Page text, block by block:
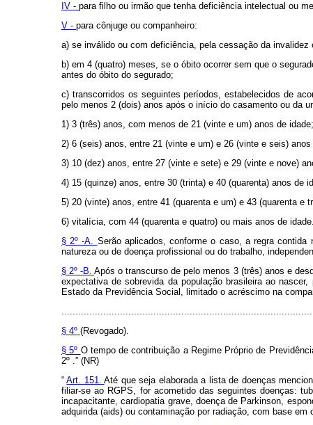
IV - para filho ou irmão que tenha deficiência intelectual ou
V - para cônjuge ou companheiro:
a) se inválido ou com deficiência, pela cessação da invalidez
b) em 4 (quatro) meses, se o óbito ocorrer sem que o
antes do óbito do segurado;
c) transcorridos os seguintes períodos, estabelecidos de
pelo menos 2 (dois) anos após o início do casamento ou da
1) 3 (três) anos, com menos de 21 (vinte e um) anos de idade;
2) 6 (seis) anos, entre 21 (vinte e um) e 26 (vinte e seis) anos
3) 10 (dez) anos, entre 27 (vinte e sete) e 29 (vinte e nove)
4) 15 (quinze) anos, entre 30 (trinta) e 40 (quarenta) anos de
5) 20 (vinte) anos, entre 41 (quarenta e um) e 43 (quarenta e
6) vitalícia, com 44 (quarenta e quatro) ou mais anos de idade.
§ 2º -A. Serão aplicados, conforme o caso, a regra
natureza ou de doença profissional ou do trabalho,
§ 2º -B.Após o transcurso de pelo menos 3 (três) anos e
expectativa de sobrevida da população brasileira ao
Estado da Previdência Social, limitado o acréscimo na
§ 4º (Revogado).
§ 5º O tempo de contribuição a Regime Próprio de
2º .” (NR)
“Art. 151.Até que seja elaborada a lista de doenças
filiar-se ao RGPS, for acometido das seguintes doenças:
incapacitante, cardiopatia grave, doença de Parkinson,
adquirida (aids) ou contaminação por radiação, com base em